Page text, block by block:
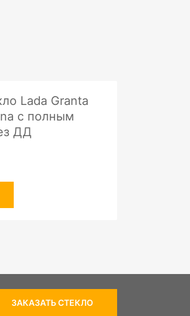
Lada Granta
c полным
ДД
ЗАКАЗАТЬ СТЕКЛО